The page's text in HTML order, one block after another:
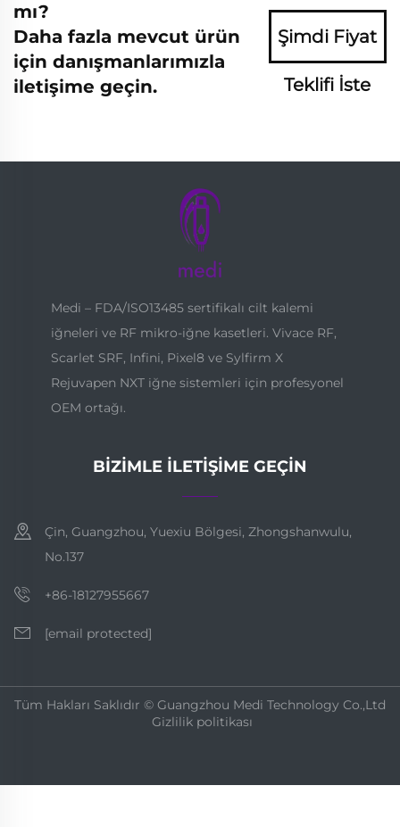
mı?
Daha fazla mevcut ürün
için danışmanlarımızla
iletişime geçin.
Şimdi Fiyat
Teklifi İste
Medi – FDA/ISO13485 sertifikalı cilt kalemi
iğneleri ve RF mikro-iğne kasetleri. Vivace RF,
Scarlet SRF, Infini, Pixel8 ve Sylfirm X
Rejuvapen NXT iğne sistemleri için profesyonel
OEM ortağı.
BIZIMLE İLETIŞIME GEÇIN
Çin, Guangzhou, Yuexiu Bölgesi, Zhongshanwulu,
No.137
+86-18127955667
[email protected]
Tüm Hakları Saklıdır © Guangzhou Medi Technology Co.,Ltd
Gizlilik politikası